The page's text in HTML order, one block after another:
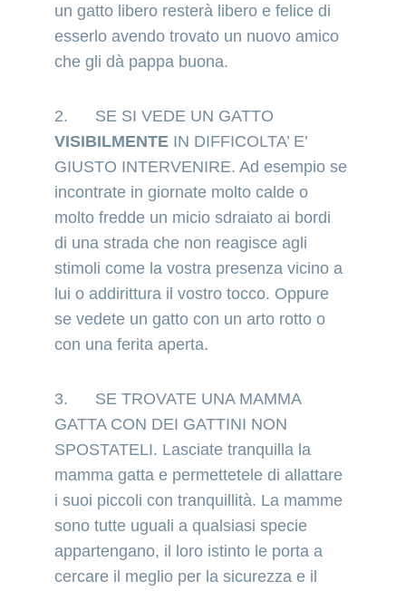
un gatto libero resterà libero e felice di
esserlo avendo trovato un nuovo amico
che gli dà pappa buona.
2.      SE SI VEDE UN GATTO
VISIBILMENTE IN DIFFICOLTA’ E’
GIUSTO INTERVENIRE. Ad esempio se
incontrate in giornate molto calde o
molto fredde un micio sdraiato ai bordi
di una strada che non reagisce agli
stimoli come la vostra presenza vicino a
lui o addirittura il vostro tocco. Oppure
se vedete un gatto con un arto rotto o
con una ferita aperta.
3.      SE TROVATE UNA MAMMA
GATTA CON DEI GATTINI NON
SPOSTATELI. Lasciate tranquilla la
mamma gatta e permettetele di allattare
i suoi piccoli con tranquillità. La mamme
sono tutte uguali a qualsiasi specie
appartengano, il loro istinto le porta a
cercare il meglio per la sicurezza e il